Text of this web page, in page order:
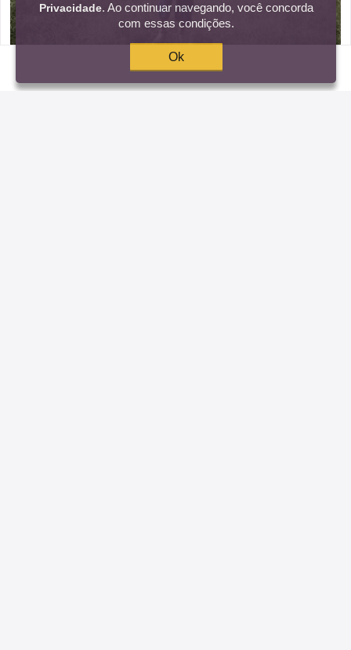
45 frases de reflexão sobre traição para superar essa
decepção
Privacidade. Ao continuar navegando, você concorda
com essas condições.
Ok